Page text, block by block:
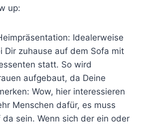
up:
Idealerweise
Dir zuhause auf dem Sofa mit
statt. So wird
aufgebaut, da Deine
Wow, hier interessieren
Menschen dafür, es muss
sein. Wenn sich der ein oder